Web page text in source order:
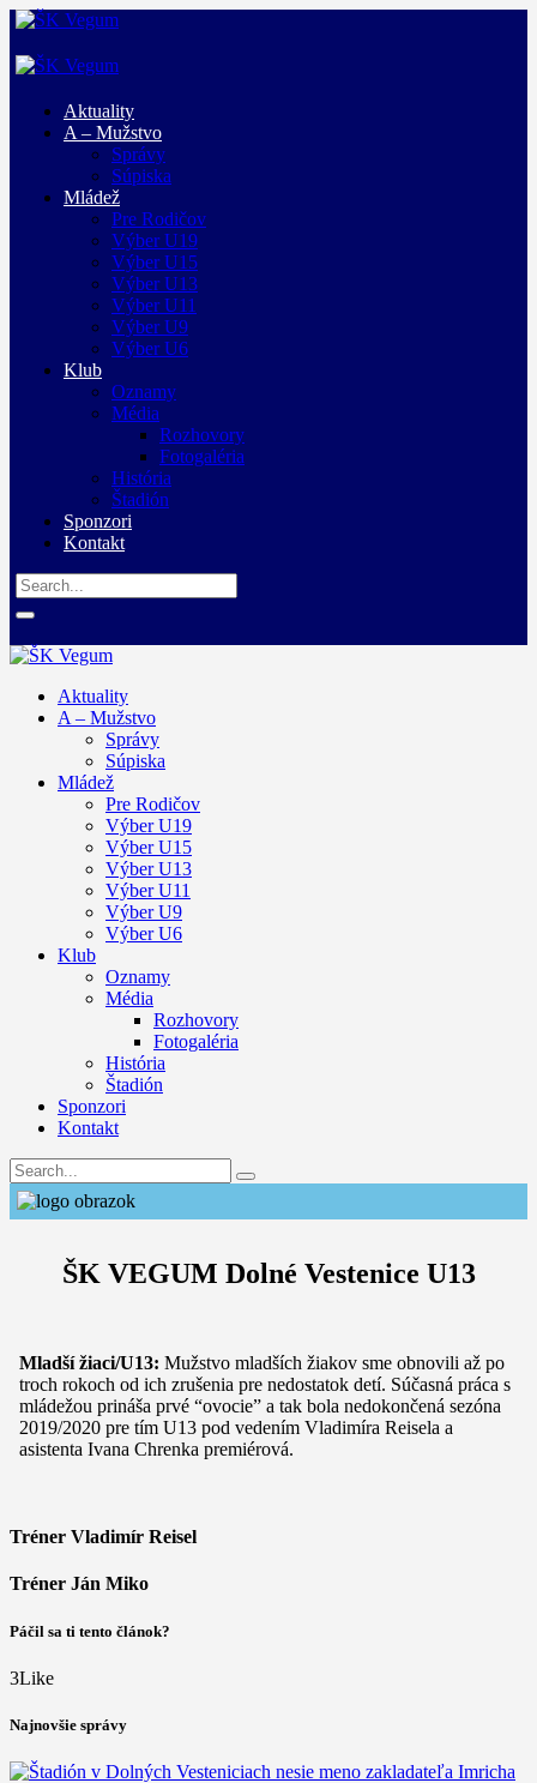
Aktuality
A – Mužstvo
Správy
Súpiska
Mládež
Pre Rodičov
Výber U19
Výber U15
Výber U13
Výber U11
Výber U9
Výber U6
Klub
Oznamy
Média
Rozhovory
Fotogaléria
História
Štadión
Sponzori
Kontakt
Aktuality
A – Mužstvo
Správy
Súpiska
Mládež
Pre Rodičov
Výber U19
Výber U15
Výber U13
Výber U11
Výber U9
Výber U6
Klub
Oznamy
Média
Rozhovory
Fotogaléria
História
Štadión
Sponzori
Kontakt
ŠK VEGUM Dolné Vestenice U13
Mladší žiaci/U13: Mužstvo mladších žiakov sme obnovili až po
troch rokoch od ich zrušenia pre nedostatok detí. Súčasná práca s
mládežou prináša prvé “ovocie” a tak bola nedokončená sezóna
2019/2020 pre tím U13 pod vedením Vladimíra Reisela a
asistenta Ivana Chrenka premiérová.
Tréner Vladimír Reisel
Tréner Ján Miko
Páčil sa ti tento článok?
3Like
Najnovšie správy